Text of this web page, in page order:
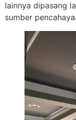
lainnya dipasang
sumber